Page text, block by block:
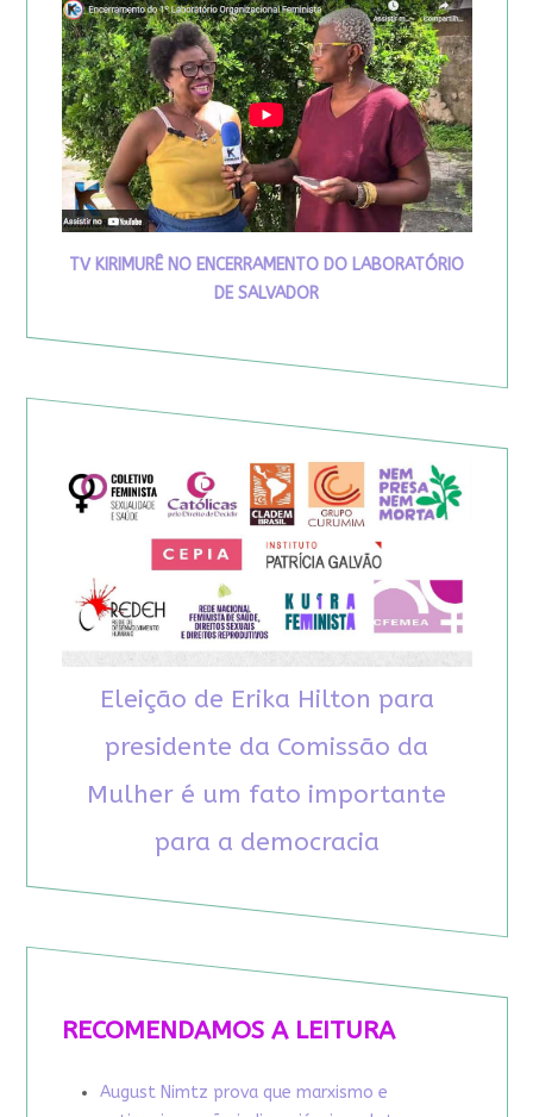
TV KIRIMURÊ NO ENCERRAMENTO DO LABORATÓRIO
DE SALVADOR
Eleição de Erika Hilton para
presidente da Comissão da
Mulher é um fato importante
para a democracia
RECOMENDAMOS A LEITURA
August Nimtz prova que marxismo e